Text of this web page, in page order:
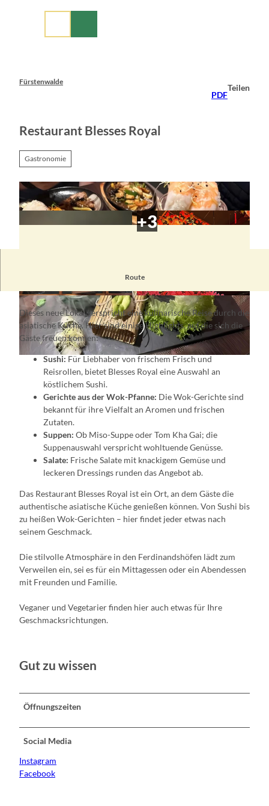
Fürstenwalde
PDF
Teilen
Restaurant Blesses Royal
Gastronomie
© Blesses Royal
© Blesses Royal © Blesses Royal
Route
Das asiantische Restaurant Blesses Royal öffnet seine Pforten
Dieses neue Lokal verspricht eine kulinarische Reise durch die
asiatische Küche. Hier sind einige Highlights, auf die sich die
Gäste freuen können:
Sushi: Für Liebhaber von frischem Frisch und
Reisrollen, bietet Blesses Royal eine Auswahl an
köstlichem Sushi.
Gerichte aus der Wok-Pfanne: Die Wok-Gerichte sind
bekannt für ihre Vielfalt an Aromen und frischen
Zutaten.
Suppen: Ob Miso-Suppe oder Tom Kha Gai; die
Suppenauswahl verspricht wohltuende Genüsse.
Salate: Frische Salate mit knackigem Gemüse und
leckeren Dressings runden das Angebot ab.
Das Restaurant Blesses Royal ist ein Ort, an dem Gäste die
authentische asiatische Küche genießen können. Von Sushi bis
zu heißen Wok-Gerichten – hier findet jeder etwas nach
seinem Geschmack.
Die stilvolle Atmosphäre in den Ferdinandshöfen lädt zum
Verweilen ein, sei es für ein Mittagessen oder ein Abendessen
mit Freunden und Familie.
Veganer und Vegetarier finden hier auch etwas für Ihre
Geschmacksrichtungen.
Gut zu wissen
Öffnungszeiten
Social Media
Instagram
Facebook